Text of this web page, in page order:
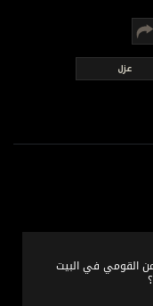
عزل
القومي في البيت